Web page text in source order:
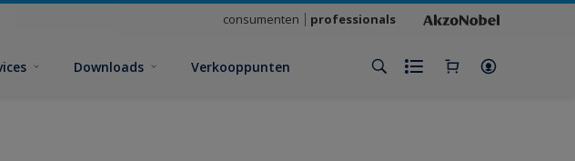
consumenten professionals
Downloads Verkooppunten